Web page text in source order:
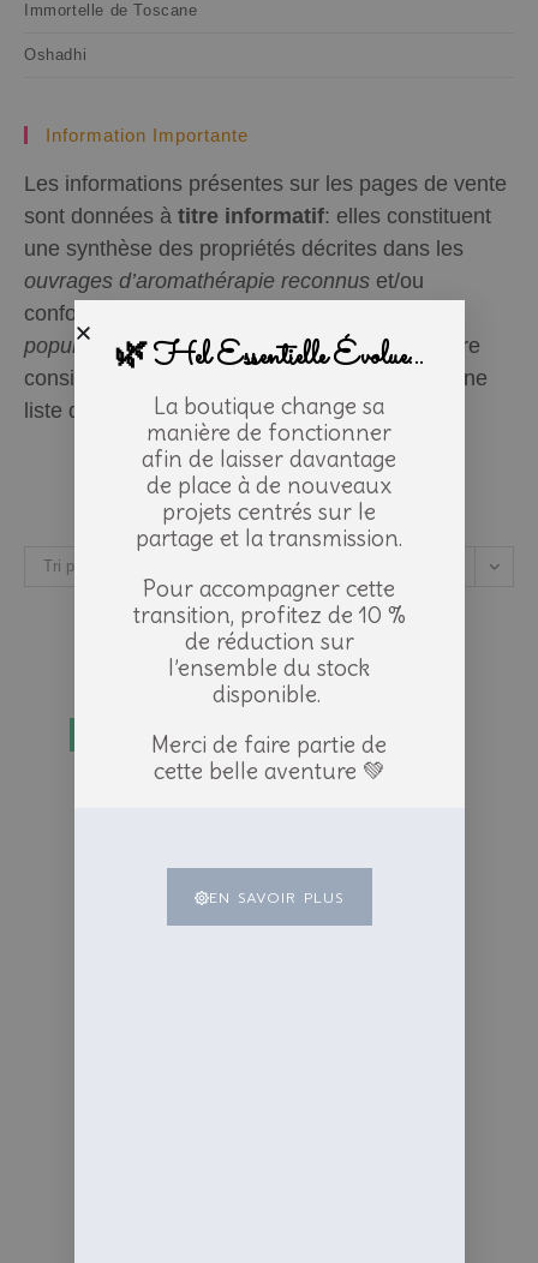
Immortelle de Toscane
Oshadhi
Information Importante
Les informations présentes sur les pages de vente
sont données à titre informatif: elles constituent
une synthèse des propriétés décrites dans les
ouvrages d’aromathérapie reconnus et/ou
conformes à des
populaires. Elles ne peuvent en aucun cas
être
considérées comme information médicale ni une
liste d’indications.
Tri par défaut
🌿 Hel Essentielle Évolue...
La boutique change sa
manière de fonctionner
afin de laisser davantage
de place à de nouveaux
projets centrés sur le
partage et la transmission.
Pour accompagner cette
transition, profitez de 10 %
de réduction sur
l’ensemble du stock
disponible.
Merci de faire partie de
cette belle aventure 💚
EN SAVOIR PLUS